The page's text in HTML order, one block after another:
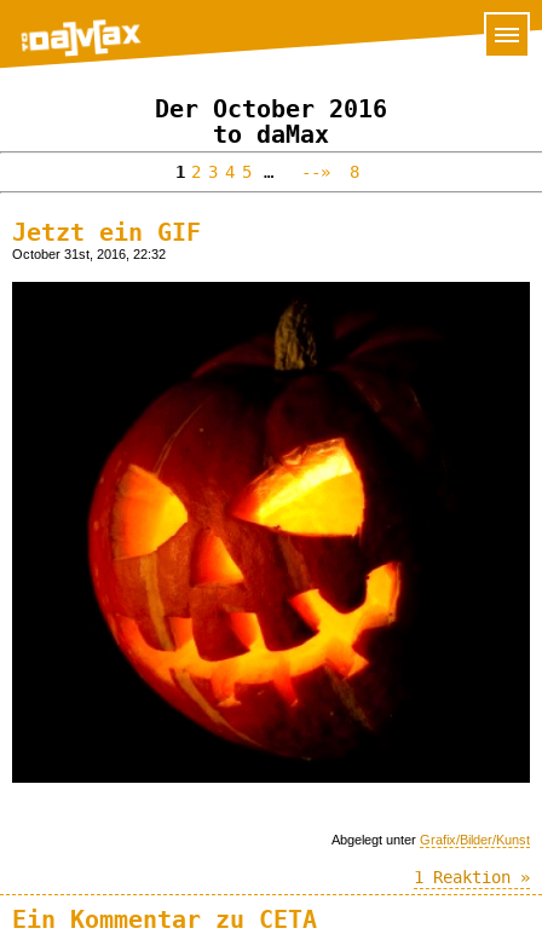
Der October 2016
to daMax
1 2 3 4 5 … --» 8
Jetzt ein GIF
October 31st, 2016, 22:32
Abgelegt unter Grafix/Bilder/Kunst
1 Reaktion »
Ein Kommentar zu CETA